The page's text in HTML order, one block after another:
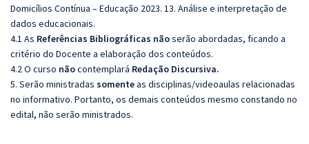
Domicílios Contínua – Educação 2023. 13. Análise e interpretação de
dados educacionais.
4.1 As Referências Bibliográficas nãoserão abordadas, ficando a
critério do Docente a elaboração dos conteúdos.
4.2 O curso nãocontemplará Redação Discursiva.
5. Serão ministradas somenteas disciplinas/videoaulas relacionadas
no informativo. Portanto, os demais conteúdos mesmo constando no
edital, não serão ministrados.